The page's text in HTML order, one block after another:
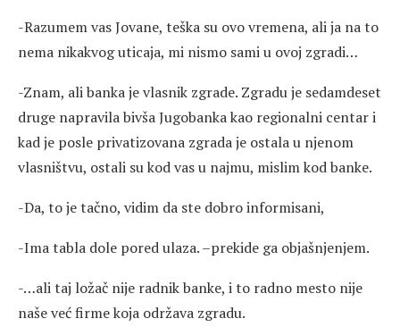
-Razumem vas Jovane, teška su ovo vremena, ali ja na to
nema nikakvog uticaja, mi nismo sami u ovoj zgradi…
-Znam, ali banka je vlasnik zgrade. Zgradu je sedamdeset
druge napravila bivša Jugobanka kao regionalni centar i
kad je posle privatizovana zgrada je ostala u njenom
vlasništvu, ostali su kod vas u najmu, mislim kod banke.
-Da, to je tačno, vidim da ste dobro informisani,
-Ima tabla dole pored ulaza. –prekide ga objašnjenjem.
-…ali taj ložač nije radnik banke, i to radno mesto nije
naše već firme koja održava zgradu.